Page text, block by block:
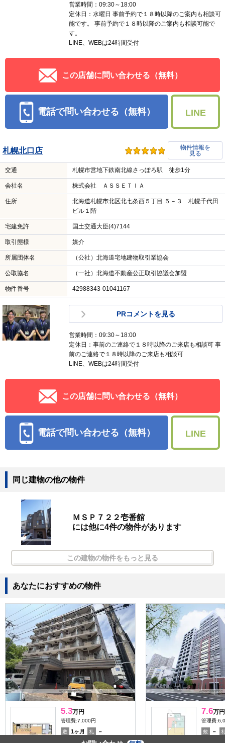
営業時間：09:30～18:00
定休日：水曜日 事前予約で１８時以降のご案内も相談可
能です。 事前予約で１８時以降のご案内も相談可能で
す。
LINE、WEBは24時間受付
この店舗に問い合わせる（無料）
電話で問い合わせる（無料） LINE
札幌北口店
物件情報を
見る
交通 札幌市営地下鉄南北線さっぽろ駅 徒歩1分
会社名 株式会社 ＡＳＳＥＴＩＡ
住所
北海道札幌市北区北七条西５丁目 ５－３ 札幌千代田
ビル１階
宅建免許 国土交通大臣(4)7144
取引態様 媒介
所属団体名 （公社）北海道宅地建物取引業協会
公取協名 （一社）北海道不動産公正取引協議会加盟
物件番号 42988343-01041167
PRコメントを見る
営業時間：09:30～18:00
定休日：事前のご連絡で１８時以降のご来店も相談可 事
前のご連絡で１８時以降のご来店も相談可
LINE、WEBは24時間受付
この店舗に問い合わせる（無料）
電話で問い合わせる（無料） LINE
同じ建物の他の物件
ＭＳＰ７２２壱番館
には他に4件の物件があります
この建物の物件をもっと見る
あなたにおすすめの物件
5.3万円
管理費:7,000円
敷 1ヶ月 礼
－
7.6万円
管理費
敷 －